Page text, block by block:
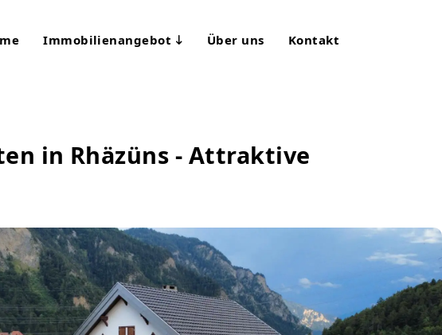
Immobilienangebot Über uns Kontakt
in Rhäzüns - Attraktive